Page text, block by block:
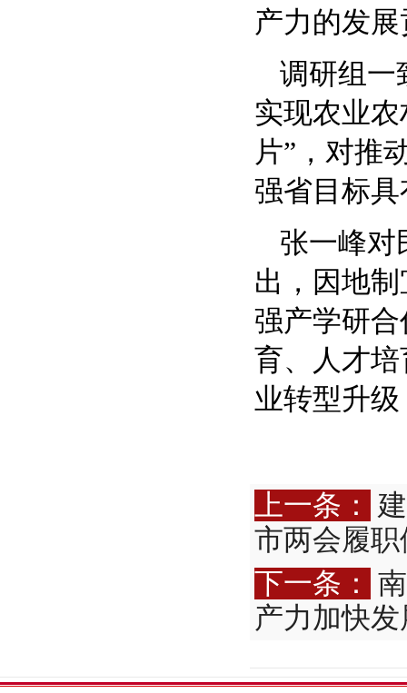
产力的发
调研组一
实现农业
片”，对推
强省目标
张一峰对
出，因地
强产学研
育、人才
业转型升
上一条：
市两会履职
下一条：
产力加快发